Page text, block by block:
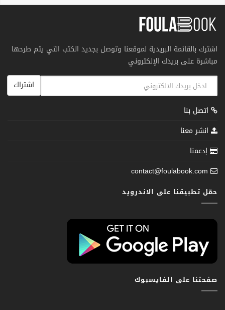
اشترك بالقائمة البريدية لموقعنا وتوصل بجديد الكتب التي يتم طرحها
مباشرة على بريدك الإلكتروني
اشتراك
اتصل بنا
انشر معنا
إدعمنا
contact@foulabook.com
حمّل تطبيقنا على الاندرويد
صفحتنا على الفايسبوك